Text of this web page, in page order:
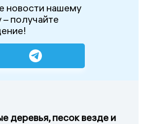
новости нашему
получайте
деревья, песок везде и